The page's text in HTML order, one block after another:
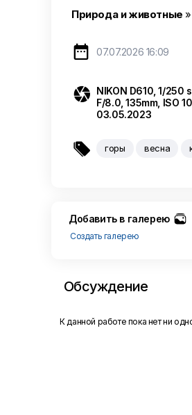
Природа и животные »
 07.07.2026 16:09
 NIKON D610, 1/250
F/8.0, 135mm, ISO
03.05.2023
 горы весна
Добавить в галерею
Создать галерею
Обсуждение
К данной работе пока нет ни